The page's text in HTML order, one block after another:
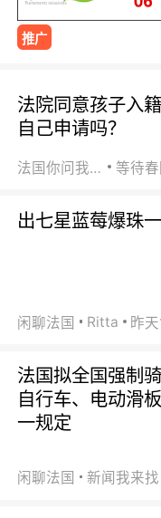
推广
法院同意孩子入
自己申请吗？
法国你问我答 等待
出七星蓝莓爆珠
闲聊法国 Ritta 昨
法国拟全国强制
自行车、电动滑
一规定
闲聊法国 新闻我来找